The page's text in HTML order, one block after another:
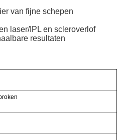
van fijne schepen
laser/IPL en scleroverlof
resultaten